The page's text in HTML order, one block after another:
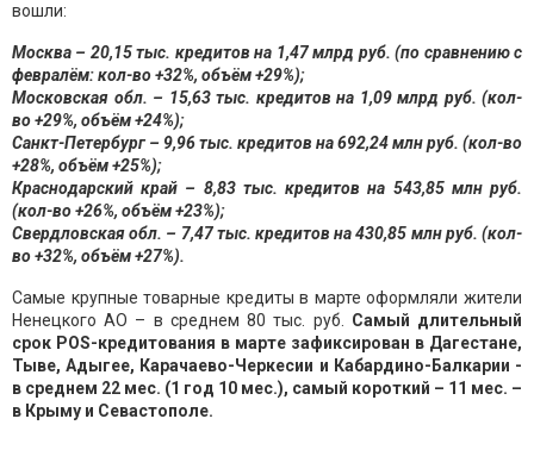
вошли:
Москва – 20,15 тыс. кредитов на 1,47 млрд руб. (по сравнению с
февралём: кол-во +32%, объём +29%);
Московская обл. – 15,63 тыс. кредитов на 1,09 млрд руб. (кол-
во +29%, объём +24%);
Санкт-Петербург – 9,96 тыс. кредитов на 692,24 млн руб. (кол-во
+28%, объём +25%);
Краснодарский край – 8,83 тыс. кредитов на 543,85 млн руб.
(кол-во +26%, объём +23%);
Свердловская обл. – 7,47 тыс. кредитов на 430,85 млн руб. (кол-
во +32%, объём +27%).
Самые крупные товарные кредиты в марте оформляли жители
Ненецкого АО – в среднем 80 тыс. руб. Самый длительный
срок POS-кредитования в марте зафиксирован в Дагестане,
Тыве, Адыгее, Карачаево-Черкесии и Кабардино-Балкарии -
в среднем 22 мес. (1 год 10 мес.), самый короткий – 11 мес. –
в Крыму и Севастополе.